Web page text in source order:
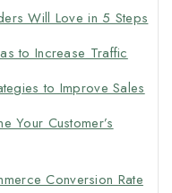
Will Love in 5 Steps
to Increase Traffic
to Improve Sales
Your Customer’s
Conversion Rate